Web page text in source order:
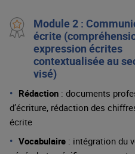
Module 2 :
écrite
expression écrites
contextualisée au
visé)
Rédaction : documents
d’écriture, rédaction des
écrite
Vocabulaire : intégration du